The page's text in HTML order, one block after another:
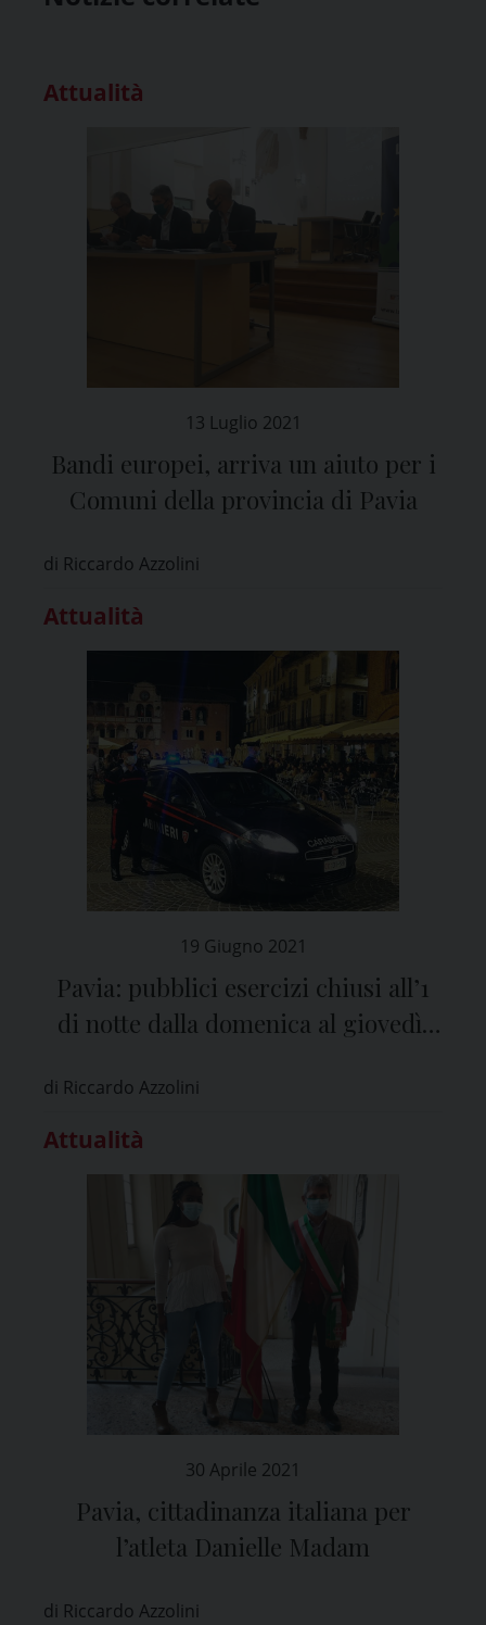
Attualità
13 Luglio 2021
Bandi europei, arriva un aiuto per i
Comuni della provincia di Pavia
di Riccardo Azzolini
Attualità
19 Giugno 2021
Pavia: pubblici esercizi chiusi all’1
di notte dalla domenica al giovedì,
di Riccardo Azzolini
Attualità
30 Aprile 2021
Pavia, cittadinanza italiana per
l’atleta Danielle Madam
di Riccardo Azzolini